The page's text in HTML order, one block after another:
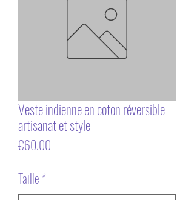
Veste indienne en coton réversible –
artisanat et style
€60.00
Taille*